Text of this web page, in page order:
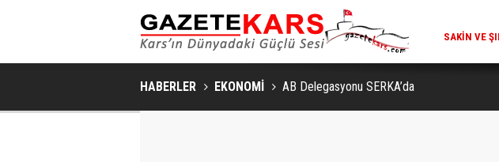
HABERLER EKONOMİ AB Delegasyonu SERKA’da